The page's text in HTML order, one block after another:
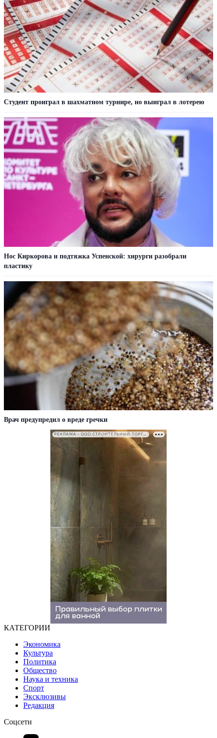
Студент проиграл в шахматном турнире, но выиграл в лотерею
Нос Киркорова и подтяжка Успенской: хирурги разобрали
пластику
Врач предупредил о вреде гречки
РЕКЛАМА • ООО СТРОИТЕЛЬНЫЙ ТОРГОВЫЙ ДОМ «ПЕТРОВИЧ». ИНН: 7802348846
КАТЕГОРИИ
Экономика
Культура
Политика
Общество
Наука и техника
Спорт
Эксклюзивы
Редакция
Соцсети